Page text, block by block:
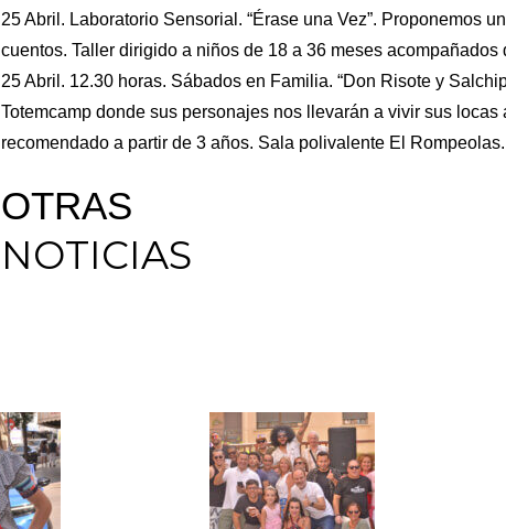
25 Abril. Laboratorio Sensorial. “Érase una Vez”. Proponemos
cuentos. Taller dirigido a niños de 18 a 36 meses
25 Abril. 12.30 horas. Sábados en Familia. “Don Risote y
Totemcamp donde sus personajes nos llevarán a vivir sus
recomendado a partir de 3 años. Sala polivalente El
OTRAS
NOTICIAS